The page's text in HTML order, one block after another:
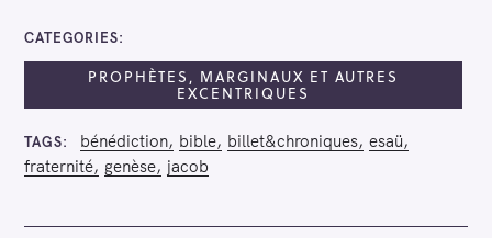
CATEGORIES
PROPHÈTES, MARGINAUX ET AUTRES
EXCENTRIQUES
TAGS bénédiction bible billet&chroniques esaü
fraternité genèse jacob